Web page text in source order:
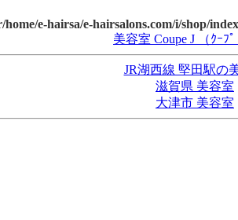
home/e-hairsa/e-hairsalons.com/i/shop/
美容室 Coupe J （ｸｰﾌﾟ
JR湖西線 堅田駅の
滋賀県 美容室
大津市 美容室